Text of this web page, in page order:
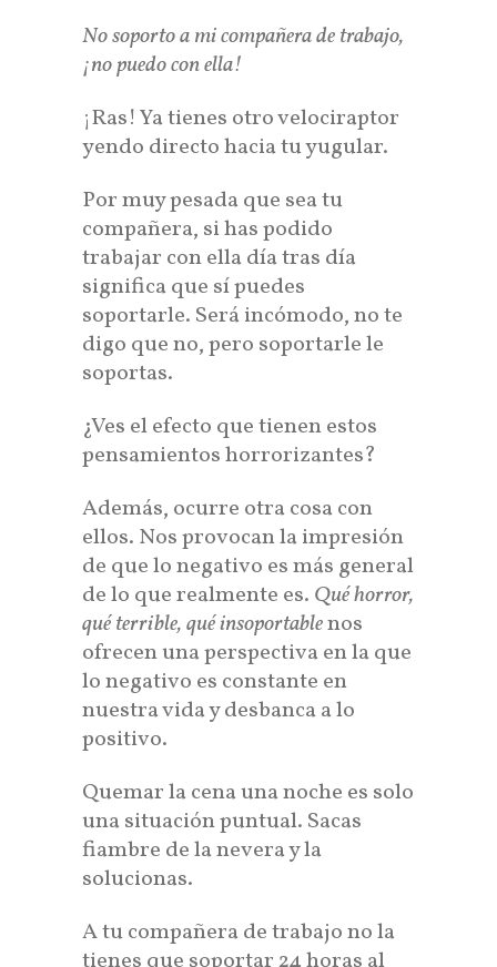
No soporto a mi compañera de trabajo,
¡no puedo con ella!
¡Ras! Ya tienes otro velociraptor
yendo directo hacia tu yugular.
Por muy pesada que sea tu
compañera, si has podido
trabajar con ella día tras día
significa que sí puedes
soportarle. Será incómodo, no te
digo que no, pero soportarle le
soportas.
¿Ves el efecto que tienen estos
pensamientos horrorizantes?
Además, ocurre otra cosa con
ellos. Nos provocan la impresión
de que lo negativo es más general
de lo que realmente es. Qué horror,
qué terrible, qué insoportablenos
ofrecen una perspectiva en la que
lo negativo es constante en
nuestra vida y desbanca a lo
positivo.
Quemar la cena una noche es solo
una situación puntual. Sacas
fiambre de la nevera y la
solucionas.
A tu compañera de trabajo no la